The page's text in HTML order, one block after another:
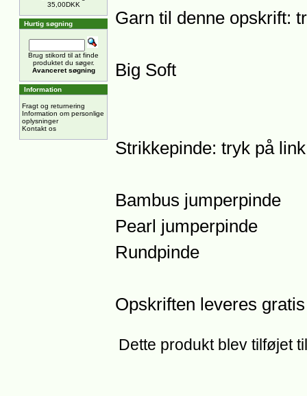
35,00DKK
Hurtig søgning
Brug stikord til at finde
produktet du søger.
Avanceret søgning
Information
Fragt og returnering
Information om personlige
oplysninger
Kontakt os
Garn til denne opskrift:
Big Soft
Strikkepinde: tryk på
Bambus jumperpinde
Pearl jumperpinde
Rundpinde
Opskriften leveres
Dette produkt blev tilføjet